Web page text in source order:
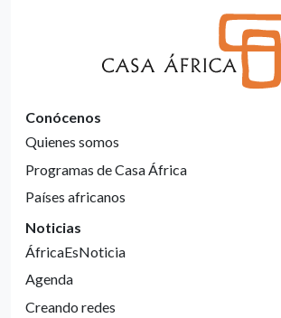
Conócenos
Quienes somos
Programas de Casa África
Países africanos
Noticias
ÁfricaEsNoticia
Agenda
Creando redes